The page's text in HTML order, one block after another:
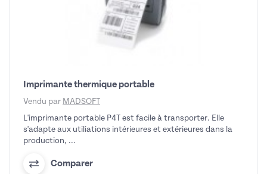
Imprimante thermique portable
Vendu par MADSOFT
L'imprimante portable P4T est facile à transporter. Elle
s'adapte aux utiliations intérieures et extérieures dans la
production, ...
Comparer